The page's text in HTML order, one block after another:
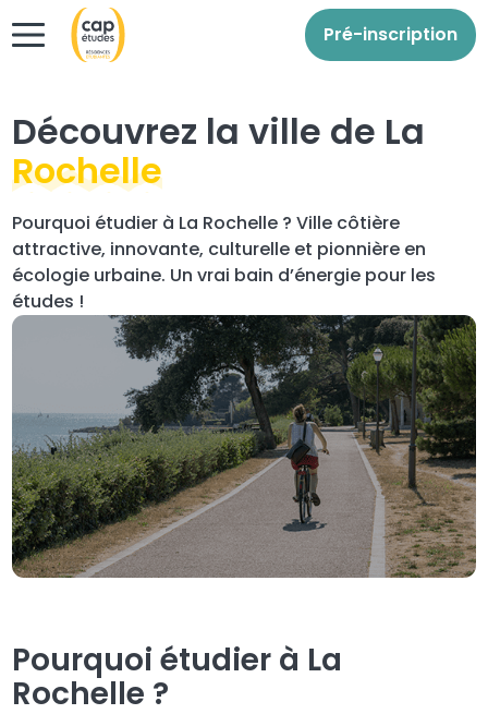
Pré-inscription
Découvrez la ville de La
Rochelle
Pourquoi étudier à La Rochelle ? Ville côtière
attractive, innovante, culturelle et pionnière en
écologie urbaine. Un vrai bain d’énergie pour les
études !
Pourquoi étudier à La
Rochelle ?